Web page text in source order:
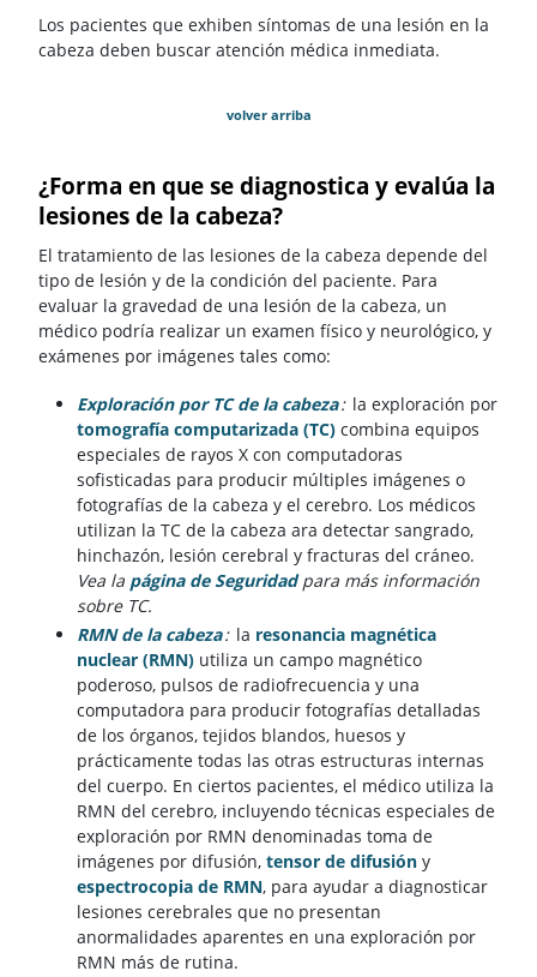
Los pacientes que exhiben síntomas de una lesión en la
cabeza deben buscar atención médica inmediata.
volver arriba
¿Forma en que se diagnostica y evalúa la
lesiones de la cabeza?
El tratamiento de las lesiones de la cabeza depende del
tipo de lesión y de la condición del paciente. Para
evaluar la gravedad de una lesión de la cabeza, un
médico podría realizar un examen físico y neurológico, y
exámenes por imágenes tales como:
Exploración por TC de la cabeza: la exploración por
tomografía computarizada (TC) combina equipos
especiales de rayos X con computadoras
sofisticadas para producir múltiples imágenes o
fotografías de la cabeza y el cerebro. Los médicos
utilizan la TC de la cabeza ara detectar sangrado,
hinchazón, lesión cerebral y fracturas del cráneo.
Vea la página de Seguridadpara más información
sobre TC.
RMN de la cabeza: la resonancia magnética
nuclear (RMN) utiliza un campo magnético
poderoso, pulsos de radiofrecuencia y una
computadora para producir fotografías detalladas
de los órganos, tejidos blandos, huesos y
prácticamente todas las otras estructuras internas
del cuerpo. En ciertos pacientes, el médico utiliza la
RMN del cerebro, incluyendo técnicas especiales de
exploración por RMN denominadas toma de
imágenes por difusión, tensor de difusión y
espectrocopia de RMN, para ayudar a diagnosticar
lesiones cerebrales que no presentan
anormalidades aparentes en una exploración por
RMN más de rutina.